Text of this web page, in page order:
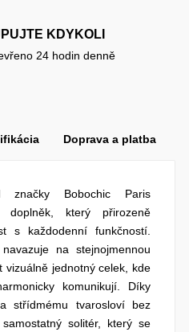
KDYKOLI
24 hodin denně
Doprava a platba
značky Bobochic Paris
doplněk, který přirozeně
s každodenní funkčností.
na stejnojmennou
vizuálně jednotný celek, kde
komunikují. Díky
střídmému tvarosloví bez
solitér, který se